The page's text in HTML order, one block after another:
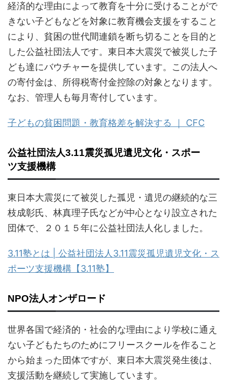
経済的な理由によって教育を十分に受けることがで
きない子どもなどを対象に教育機会支援をすること
により、貧困の世代間連鎖を断ち切ることを目的と
した公益社団法人です。東日本大震災で被災した子
ども達にバウチャーを提供しています。この法人へ
の寄付金は、所得税寄付金控除の対象となります。
なお、管理人も毎月寄付しています。
子どもの貧困問題・教育格差を解決する ｜ CFC
公益社団法人3.11震災孤児遺児文化・スポー
ツ支援機構
東日本大震災にて被災した孤児・遺児の継続的な三
枝成彰氏、林真理子氏などが中心となり設立された
団体で、２０１５年に公益社団法人化しました。
3.11塾とは | 公益社団法人3.11震災孤児遺児文化・ス
ポーツ支援機構【3.11塾】
NPO法人オンザロード
世界各国で経済的・社会的な理由により学校に通え
ない子どもたちのためにフリースクールを作ること
から始まった団体ですが、東日本大震災発生後は、
支援活動を継続して実施しています。